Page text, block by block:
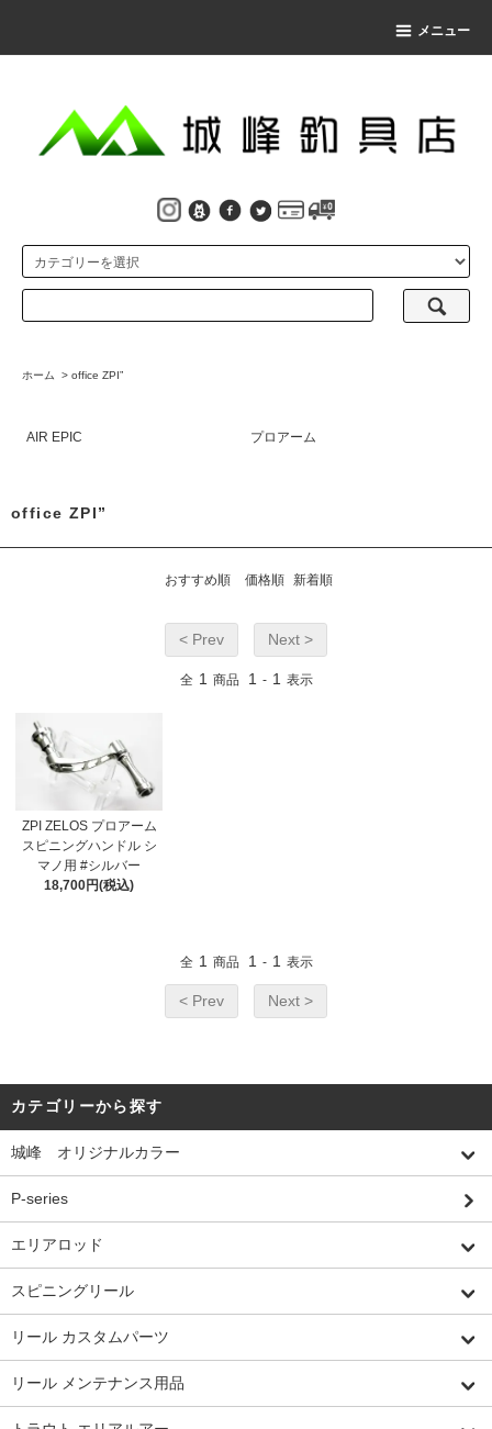
メニュー
ホーム > office ZPI”
AIR EPIC プロアーム
office ZPI”
おすすめ順 価格順 新着順
< Prev Next >
全 1 商品 1 - 1 表示
ZPI ZELOS プロアーム
スピニングハンドル シ
マノ用 #シルバー
18,700円(税込)
全 1 商品 1 - 1 表示
< Prev Next >
カテゴリーから探す
城峰 オリジナルカラー
P-series
エリアロッド
スピニングリール
リール カスタムパーツ
リール メンテナンス用品